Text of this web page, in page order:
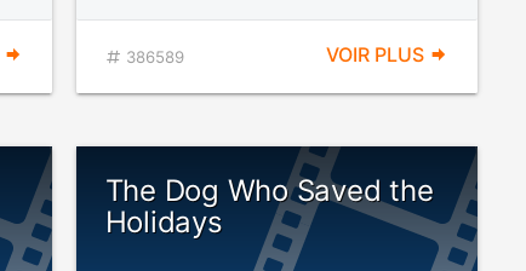
386589 VOIR PLUS
The Dog Who Saved the
Holidays